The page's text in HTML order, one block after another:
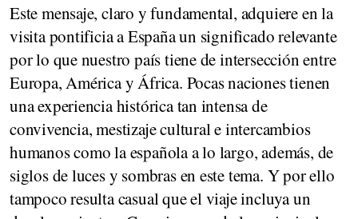
Este mensaje, claro y fundamental, adquiere en la
visita pontificia a España un significado relevante
por lo que nuestro país tiene de intersección entre
Europa, América y África. Pocas naciones tienen
una experiencia histórica tan intensa de
convivencia, mestizaje cultural e intercambios
humanos como la española a lo largo, además, de
siglos de luces y sombras en este tema. Y por ello
tampoco resulta casual que el viaje incluya un